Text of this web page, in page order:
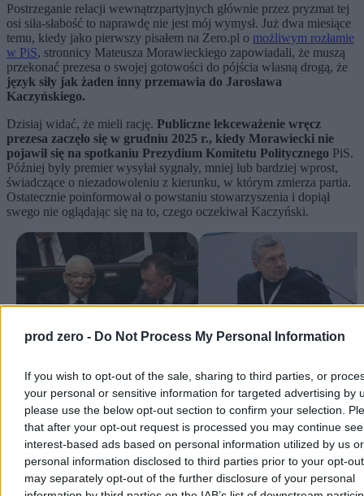
prod zero - Do Not Process My Personal Information
If you wish to opt-out of the sale, sharing to third parties, or
your personal or sensitive information for targeted advertising by
please use the below opt-out section to confirm your selection.
that after your opt-out request is processed you may continue
interest-based ads based on personal information utilized by us or
personal information disclosed to third parties prior to your opt-
may separately opt-out of the further disclosure of your personal
Postrzeganie relacji wewnątrzpartyjnych głównie przez pryzmat tej
osi siła-słabość to naprawdę nie jest mój wymysł. Już dwa miesiące
temu, kiedy jako pierwszy pisałem na Zero.pl o możliwym rozłamie
w PiS, stronnicy Mateusza Morawieckiego zapowiadali, że muszą
przekonać prezesa o swojej gotowości do pójścia własną drogą, że
język siły jak żaden inny przemawia do Jarosława
Kaczyńskiego.
Dzisiaj widać, że mieli rację. Publiczne lekceważenie wręcz
prezesa zaczęło się w grudniu 2025 r., kiedy Morawiecki nie
pojawił się na spotkaniu Prezydium Komitetu Politycznego PiS.
Później były premier wysyłał sygnały, mniej lub bardziej wprost,
świadczące o niezadowoleniu z kierunku, w którym zmierza partia.
Ostatecznie poinformował o powstaniu stowarzyszenia i dopiął
swego nie oglądając się na to, czego oczekiwał Kaczyński.
Testowanie prezesa Kaczyńskiego.
Prof. Pacześniak: Reakcja po myśli
byłego premiera
Propagandysta Putina wulgarnie
premier Włoch. MSZ reaguje
Problem w tym, że pozostając w logice siły to prezes Prawa i
Sprawiedliwości ciągle posiada zdecydowanie najwięcej
argumentów. Ustąpił, ale jak słyszę od najmniej życzliwych
Morawieckiemu, to może być tylko ustępstwo chwilowe.
Reklama